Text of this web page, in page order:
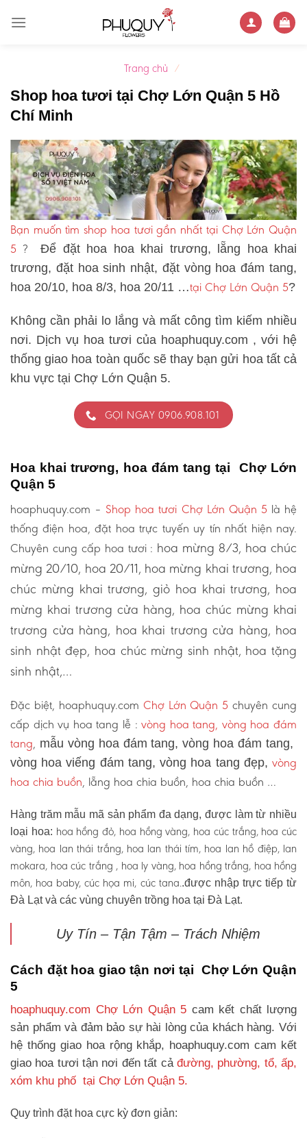
Trang chủ /
Shop hoa tươi tại Chợ Lớn Quận 5 Hồ
Chí Minh
Bạn muốn tìm shop hoa tươi gần nhất tại Chợ Lớn Quận
5 ? Để đặt hoa hoa khai trương, lẵng hoa khai
trương, đặt hoa sinh nhật, đặt vòng hoa đám tang,
hoa 20/10, hoa 8/3, hoa 20/11 …tại Chợ Lớn Quận 5?
Không cần phải lo lắng và mất công tìm kiếm nhiều
nơi. Dịch vụ hoa tươi của hoaphuquy.com , với hệ
thống giao hoa toàn quốc sẽ thay bạn gửi hoa tất cả
khu vực tại Chợ Lớn Quận 5.
GỌI NGAY 0906.908.101
Hoa khai trương, hoa đám tang tại Chợ Lớn
Quận 5
hoaphuquy.com – Shop hoa tươi Chợ Lớn Quận 5 là hệ
thống điện hoa, đặt hoa trực tuyến uy tín nhất hiện nay.
Chuyên cung cấp hoa tươi : hoa mừng 8/3, hoa chúc
mừng 20/10, hoa 20/11, hoa mừng khai trương, hoa
chúc mừng khai trương, giỏ hoa khai trương, hoa
mừng khai trương cửa hàng, hoa chúc mừng khai
trương cửa hàng, hoa khai trương cửa hàng, hoa
sinh nhật đẹp, hoa chúc mừng sinh nhật, hoa tặng
sinh nhật,…
Đặc biệt, hoaphuquy.com Chợ Lớn Quận 5 chuyên cung
cấp dịch vụ hoa tang lễ :vòng hoa tang, vòng hoa đám
tang, mẫu vòng hoa đám tang, vòng hoa đám tang,
vòng hoa viếng đám tang, vòng hoa tang đẹp, vòng
hoa chia buồn, lẵng hoa chia buồn, hoa chia buồn …
Hàng trăm mẫu mã sản phẩm đa dạng, được làm từ nhiều
loại hoa: hoa hồng đỏ, hoa hồng vàng, hoa cúc trắng, hoa cúc
vàng, hoa lan thái trắng, hoa lan thái tím, hoa lan hồ điệp, lan
mokara, hoa cúc trắng , hoa ly vàng, hoa hồng trắng, hoa hồng
môn, hoa baby, cúc họa mi, cúc tana..được nhập trực tiếp từ
Đà Lạt và các vùng chuyên trồng hoa tại Đà Lạt.
Uy Tín – Tận Tậm – Trách Nhiệm
Cách đặt hoa giao tận nơi tại Chợ Lớn Quận
5
hoaphuquy.com Chợ Lớn Quận 5 cam kết chất lượng
sản phẩm và đảm bảo sự hài lòng của khách hàng. Với
hệ thống giao hoa rộng khắp, hoaphuquy.com cam kết
giao hoa tươi tận nơi đến tất cả đường, phường, tổ, ấp,
xóm khu phố tại Chợ Lớn Quận 5.
Quy trình đặt hoa cực kỳ đơn giản: